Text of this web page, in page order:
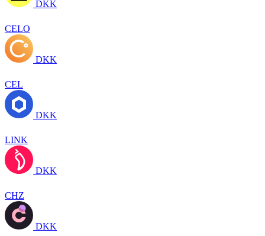
DKK
CELO
DKK
CEL
DKK
LINK
DKK
CHZ
DKK